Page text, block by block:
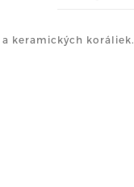
keramických koráliek.